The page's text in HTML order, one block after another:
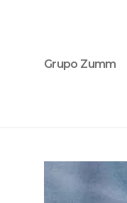
Grupo Zumm